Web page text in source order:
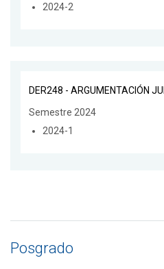
2024-2
DER248 - ARGUMENTACIÓN
Semestre 2024
2024-1
Posgrado